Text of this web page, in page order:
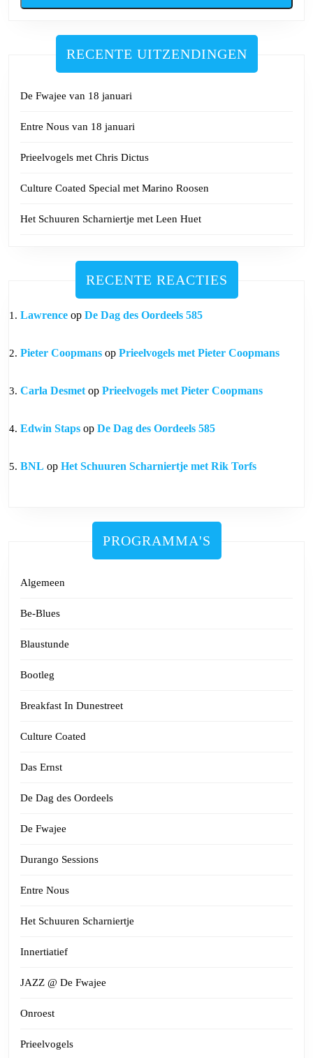
RECENTE UITZENDINGEN
De Fwajee van 18 januari
Entre Nous van 18 januari
Prieelvogels met Chris Dictus
Culture Coated Special met Marino Roosen
Het Schuuren Scharniertje met Leen Huet
RECENTE REACTIES
Lawrence op De Dag des Oordeels 585
Pieter Coopmans op Prieelvogels met Pieter Coopmans
Carla Desmet op Prieelvogels met Pieter Coopmans
Edwin Staps op De Dag des Oordeels 585
BNL op Het Schuuren Scharniertje met Rik Torfs
PROGRAMMA'S
Algemeen
Be-Blues
Blaustunde
Bootleg
Breakfast In Dunestreet
Culture Coated
Das Ernst
De Dag des Oordeels
De Fwajee
Durango Sessions
Entre Nous
Het Schuuren Scharniertje
Innertiatief
JAZZ @ De Fwajee
Onroest
Prieelvogels